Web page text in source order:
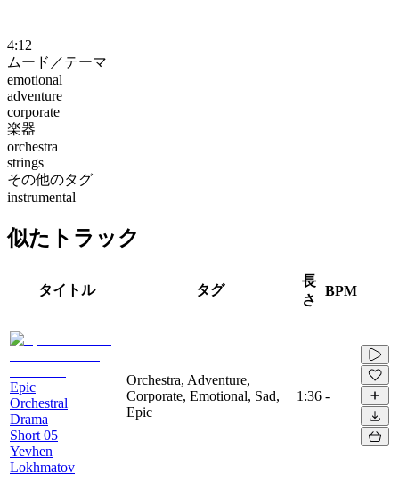
4:12
ムード／テーマ
emotional
adventure
corporate
楽器
orchestra
strings
その他のタグ
instrumental
似たトラック
タイトル タグ
長
さ
BPM
Epic
Orchestral
Drama
Short 05
Yevhen
Lokhmatov
Orchestra, Adventure,
Corporate, Emotional, Sad,
Epic
1:36 -